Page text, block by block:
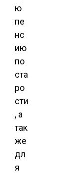
ю
пе
нс
ию
по
ста
ро
сти
, а
так
же
дл
я